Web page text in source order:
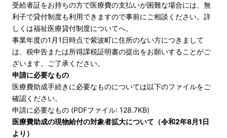
受給者証をお持ちの方で医療費の支払いが困難な場合には、無
利子で貸付制度も利用できますので事前にご相談ください。詳
しくは福祉医療貸付制度についてへ。
事業年度の1月1日時点で紫波町に住所のない方につきまして
は、税申告または所得課税証明書の提出をお願いすることがご
ざいます。ご了承ください。
申請に必要なもの
医療費助成手続きに必要なものについては以下のファイルをご
確認ください。
申請に必要なもの (PDFファイル: 128.7KB)
医療費助成の現物給付の対象者拡大について（令和2年8月1日
より）